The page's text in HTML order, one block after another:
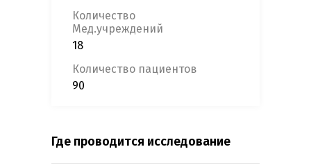
Количество
Мед.учреждений
18
Количество пациентов
90
Где проводится исследование